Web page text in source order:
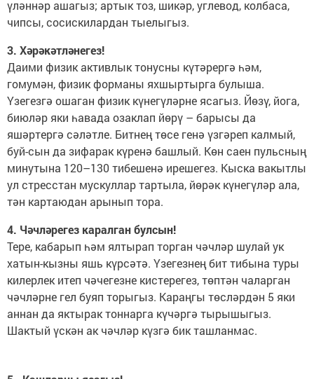
үләннәр ашагыз; артык тоз, шикәр, углевод, колбаса,
чипсы, сосискилардан тыелыгыз.
3. Хәрәкәтләнегез!
Даими физик активлык тонусны күтәрергә һәм,
гомумән, физик форманы яхшыртырга булыша.
Үзегезгә ошаган физик күнегүләрне ясагыз. Йөзү, йога,
биюләр яки һавада озаклап йөрү – барысы да
яшәртергә сәләтле. Битнең төсе генә үзгәреп калмый,
буй-сын да зифарак күренә башлый. Көн саен пульсның
минутына 120–130 тибешенә ирешегез. Кыска вакытлы
ул стресстан мускуллар тартыла, йөрәк күнегүләр ала,
тән картаюдан арынып тора.
4. Чәчләрегез каралган булсын!
Тере, кабарып һәм ялтырап торган чәчләр шулай ук
хатын-кызны яшь күрсәтә. Үзегезнең бит тибына туры
килерлек итеп чәчегезне кистерегез, төптән чаларган
чәчләрне гел буяп торыгыз. Караңгы төсләрдән 5 яки
аннан да яктырак тоннарга күчәргә тырышыгыз.
Шактый үскән ак чәчләр күзгә бик ташланмас.